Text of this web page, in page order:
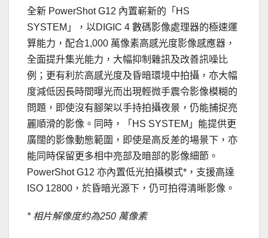
全新 PowerShot G12 內置嶄新的「HS
SYSTEM」，以DIGIC 4 數碼影像處理器的極速運
算能力，配合1,000 萬像素高感光度影像感應器，
全面提升集光能力，大幅抑制雜訊及改善訊噪比
例；更有利於高感光度及昏暗環境中拍攝，亦大幅
度減低因長時間曝光而出現輕微手震令影像模糊的
問題，即使沒有腳架以手持拍攝夜景，仍能捕捉亮
麗順滑的影像。同時，「HS SYSTEM」能提供更
廣闊的影像動態範圍，即使是高反差的場景下，亦
能同時保留更多相中亮部及暗部的影像細節。
PowerShot G12 亦內置低光拍攝模式*，支援高達
ISO 12800，於昏暗光源下，仍可拍得清晰影像。
* 相片解像度約為250 萬像素